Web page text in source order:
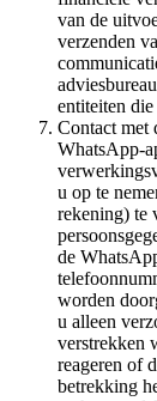
van de
verzenden
entiteiten die
Contact met
WhatsApp-
u op te
rekening) te
de
worden
u alleen
verstrekken
reageren of
betrekking